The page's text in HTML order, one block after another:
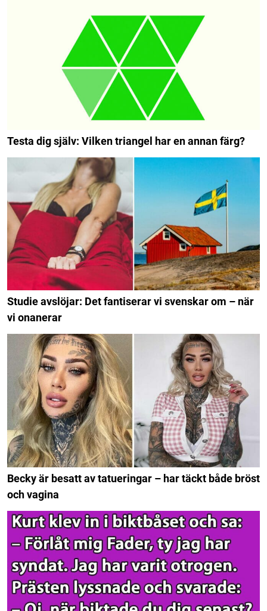
Testa dig själv: Vilken triangel har en annan färg?
Studie avslöjar: Det fantiserar vi svenskar om – när
vi onanerar
Becky är besatt av tatueringar – har täckt både bröst
och vagina